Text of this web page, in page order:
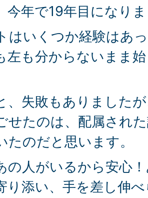
今年で19年目になり
はいくつか経験はあ
左も分からないまま
、失敗もありました
せたのは、配属され
たのだと思います。
の人がいるから安心
り添い、手を差し伸